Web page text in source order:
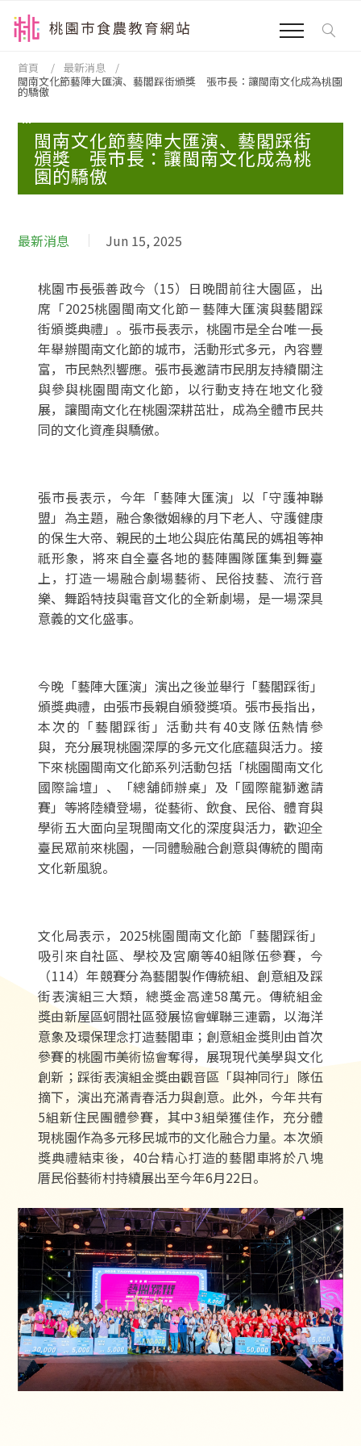
首頁
最新消息
閩南文化節藝陣大匯演、藝閣踩街頒獎 張市長：讓閩南文化成為桃園
的驕傲
:::
閩南文化節藝陣大匯演、藝閣踩街
頒獎 張市長：讓閩南文化成為桃
園的驕傲
最新消息 Jun 15, 2025
桃園市長張善政今（15）日晚間前往大園區，出
席「2025桃園閩南文化節－藝陣大匯演與藝閣踩
街頒獎典禮」。張市長表示，桃園市是全台唯一長
年舉辦閩南文化節的城市，活動形式多元，內容豐
富，市民熱烈響應。張市長邀請市民朋友持續關注
與參與桃園閩南文化節，以行動支持在地文化發
展，讓閩南文化在桃園深耕茁壯，成為全體市民共
同的文化資產與驕傲。
張市長表示，今年「藝陣大匯演」以「守護神聯
盟」為主題，融合象徵姻緣的月下老人、守護健康
的保生大帝、親民的土地公與庇佑萬民的媽祖等神
祇形象，將來自全臺各地的藝陣團隊匯集到舞臺
上，打造一場融合劇場藝術、民俗技藝、流行音
樂、舞蹈特技與電音文化的全新劇場，是一場深具
意義的文化盛事。
今晚「藝陣大匯演」演出之後並舉行「藝閣踩街」
頒獎典禮，由張市長親自頒發獎項。張市長指出，
本次的「藝閣踩街」活動共有40支隊伍熱情參
與，充分展現桃園深厚的多元文化底蘊與活力。接
下來桃園閩南文化節系列活動包括「桃園閩南文化
國際論壇」、「總舖師辦桌」及「國際龍獅邀請
賽」等將陸續登場，從藝術、飲食、民俗、體育與
學術五大面向呈現閩南文化的深度與活力，歡迎全
臺民眾前來桃園，一同體驗融合創意與傳統的閩南
文化新風貌。
文化局表示，2025桃園閩南文化節「藝閣踩街」
吸引來自社區、學校及宮廟等40組隊伍參賽，今
（114）年競賽分為藝閣製作傳統組、創意組及踩
街表演組三大類，總獎金高達58萬元。傳統組金
獎由新屋區蚵間社區發展協會蟬聯三連霸，以海洋
意象及環保理念打造藝閣車；創意組金獎則由首次
參賽的桃園市美術協會奪得，展現現代美學與文化
創新；踩街表演組金獎由觀音區「與神同行」隊伍
摘下，演出充滿青春活力與創意。此外，今年共有
5組新住民團體參賽，其中3組榮獲佳作，充分體
現桃園作為多元移民城市的文化融合力量。本次頒
獎典禮結束後，40台精心打造的藝閣車將於八塊
厝民俗藝術村持續展出至今年6月22日。